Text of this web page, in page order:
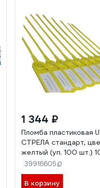
1 344 ₽
Пломба пластиковая
СТРЕЛА стандарт,
желтый (уп. 100 шт.)
39916605
В корзину